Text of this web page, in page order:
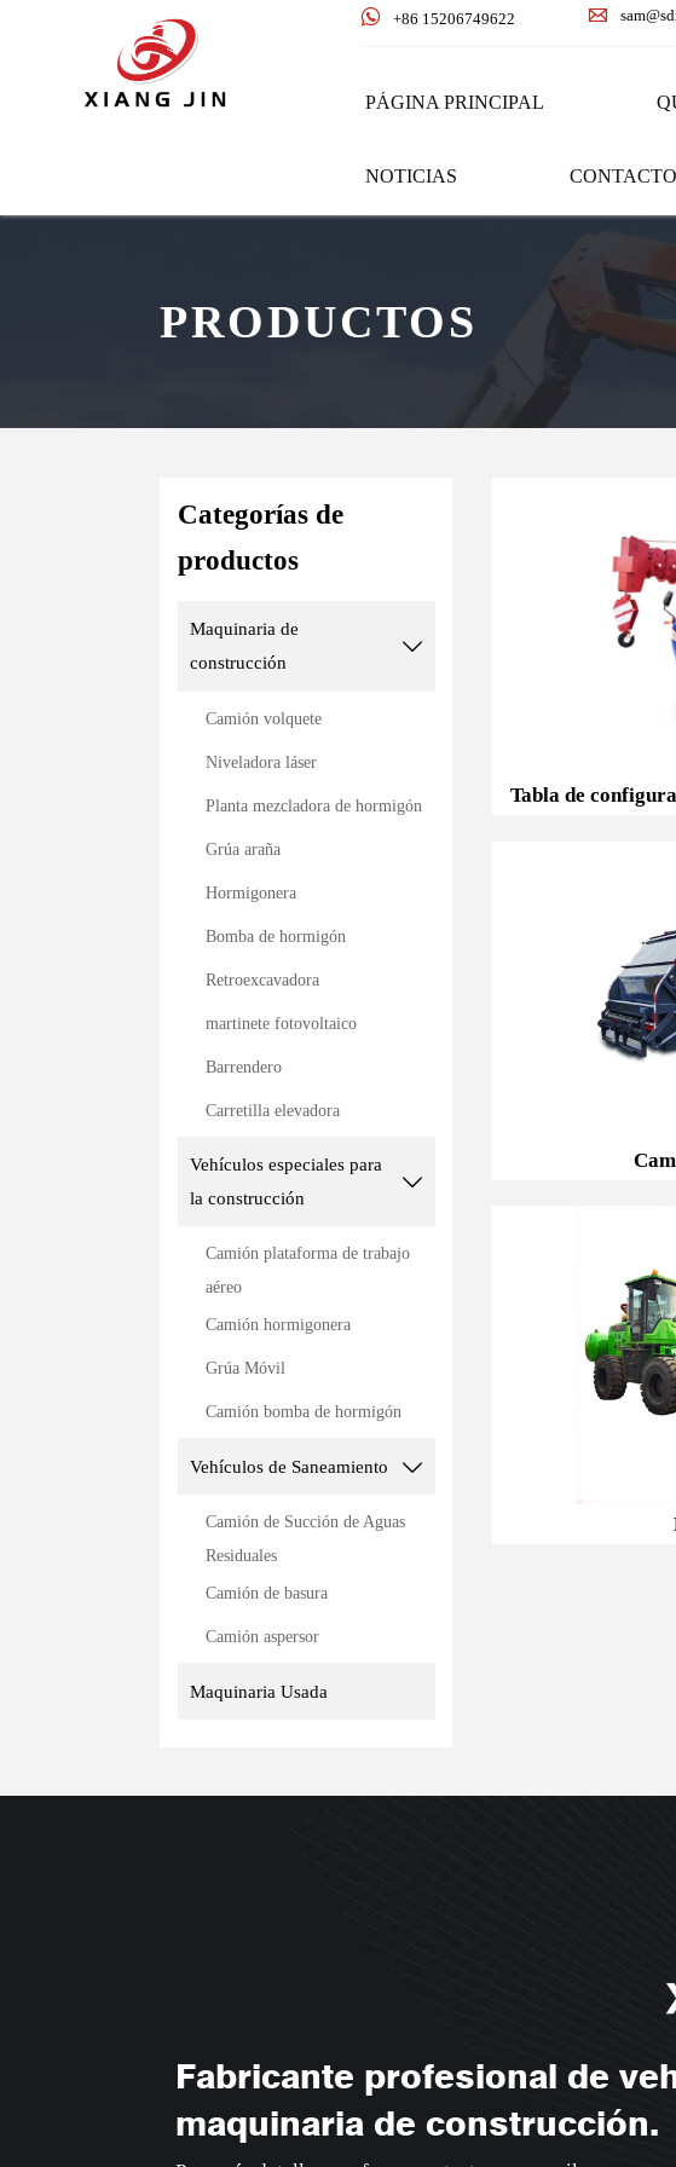
 +86 15206749622 
PÁGINA PRINCIPAL
NOTICIAS CONTACTO
PRODUCTOS
Categorías de
productos
Maquinaria de
construcción

Camión volquete
Niveladora láser
Planta mezcladora de hormigón
Grúa araña
Hormigonera
Bomba de hormigón
Retroexcavadora
martinete fotovoltaico
Barrendero
Carretilla elevadora
Vehículos especiales para
la construcción

Camión plataforma de trabajo
aéreo
Camión hormigonera
Grúa Móvil
Camión bomba de hormigón
Vehículos de Saneamiento 
Camión de Succión de Aguas
Residuales
Camión de basura
Camión aspersor
Maquinaria Usada
Tabla de
Fabricante profesional de
maquinaria de construcción.